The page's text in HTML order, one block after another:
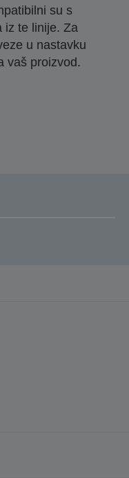
su s
iz te linije. Za
u nastavku
vaš proizvod.